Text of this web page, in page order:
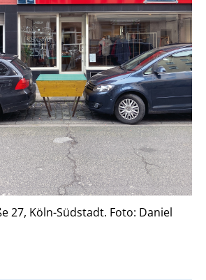
27, Köln-Südstadt. Foto: Daniel